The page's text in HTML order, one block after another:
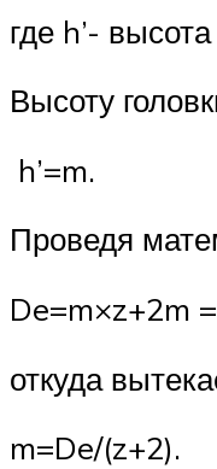
где h’-
Высоту
h’=m.
Проведя
De=m×z+2m
откуда
m=De/(z+2).